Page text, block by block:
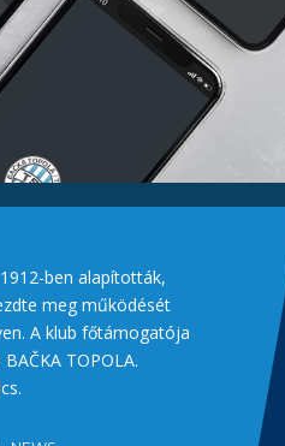
ben alapították,
meg működését
A klub főtámogatója
TOPOLA.